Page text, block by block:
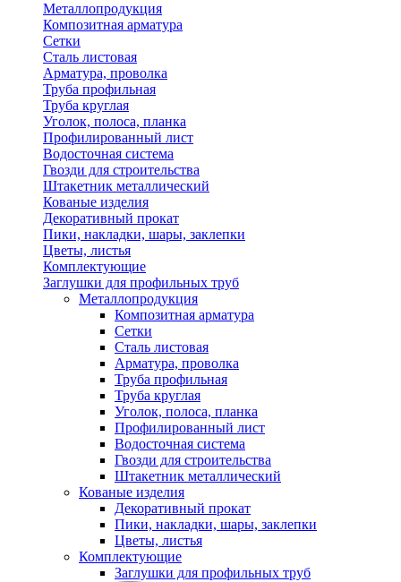
Металлопродукция
Композитная арматура
Сетки
Сталь листовая
Арматура, проволка
Труба профильная
Труба круглая
Уголок, полоса, планка
Профилированный лист
Водосточная система
Гвозди для строительства
Штакетник металлический
Кованые изделия
Декоративный прокат
Пики, накладки, шары, заклепки
Цветы, листья
Комплектующие
Заглушки для профильных труб
Металлопродукция
Композитная арматура
Сетки
Сталь листовая
Арматура, проволка
Труба профильная
Труба круглая
Уголок, полоса, планка
Профилированный лист
Водосточная система
Гвозди для строительства
Штакетник металлический
Кованые изделия
Декоративный прокат
Пики, накладки, шары, заклепки
Цветы, листья
Комплектующие
Заглушки для профильных труб